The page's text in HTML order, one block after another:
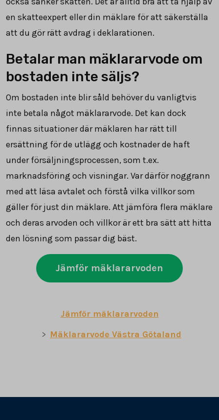
en skatteexpert eller din mäklare för att säkerställa
att du gör rätt avdrag i deklarationen.
Betalar man mäklararvode om
bostaden inte säljs?
Om bostaden inte blir såld behöver du vanligtvis
inte betala något mäklararvode. Det kan dock
finnas situationer där mäklaren har rätt till
ersättning för de utlägg och kostnader de haft
under försäljningsprocessen, som t.ex.
marknadsföring och visningar. Var därför noggrann
med att läsa avtalet och förstå vilka villkor som
gäller för just din mäklare. Att jämföra flera mäklare
och deras arvoden och villkor är ett bra sätt att hitta
den lösning som passar dig bäst.
Jämför mäklararvoden
Jämför mäklararvoden
Mäklararvode Västra Götaland